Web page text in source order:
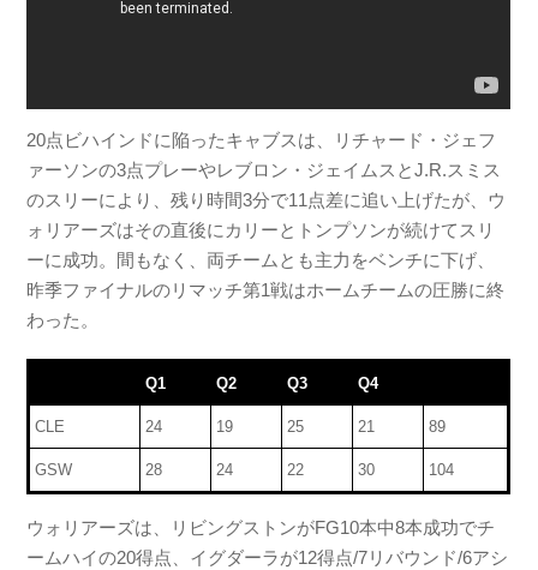
20点ビハインドに陥ったキャブスは、リチャード・ジェフ
ァーソンの3点プレーやレブロン・ジェイムスとJ.R.スミス
のスリーにより、残り時間3分で11点差に追い上げたが、ウ
ォリアーズはその直後にカリーとトンプソンが続けてスリ
ーに成功。間もなく、両チームとも主力をベンチに下げ、
昨季ファイナルのリマッチ第1戦はホームチームの圧勝に終
わった。
Q1 Q2 Q3 Q4
CLE 24 19 25 21 89
GSW 28 24 22 30 104
ウォリアーズは、リビングストンがFG10本中8本成功でチ
ームハイの20得点、イグダーラが12得点/7リバウンド/6アシ